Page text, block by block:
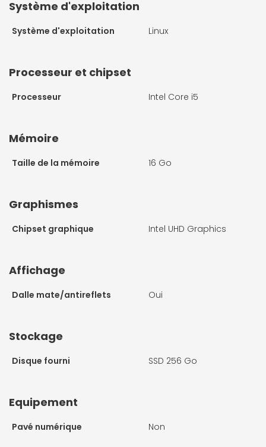
Système d'exploitation
Système d'exploitation Linux
Processeur et chipset
Processeur Intel Core i5
Mémoire
Taille de la mémoire 16 Go
Graphismes
Chipset graphique Intel UHD Graphics
Affichage
Dalle mate/antireflets Oui
Stockage
Disque fourni SSD 256 Go
Equipement
Pavé numérique Non